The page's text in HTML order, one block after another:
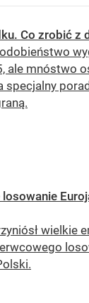
Co zrobić z
ale mnóstwo
specjalny
wielkie